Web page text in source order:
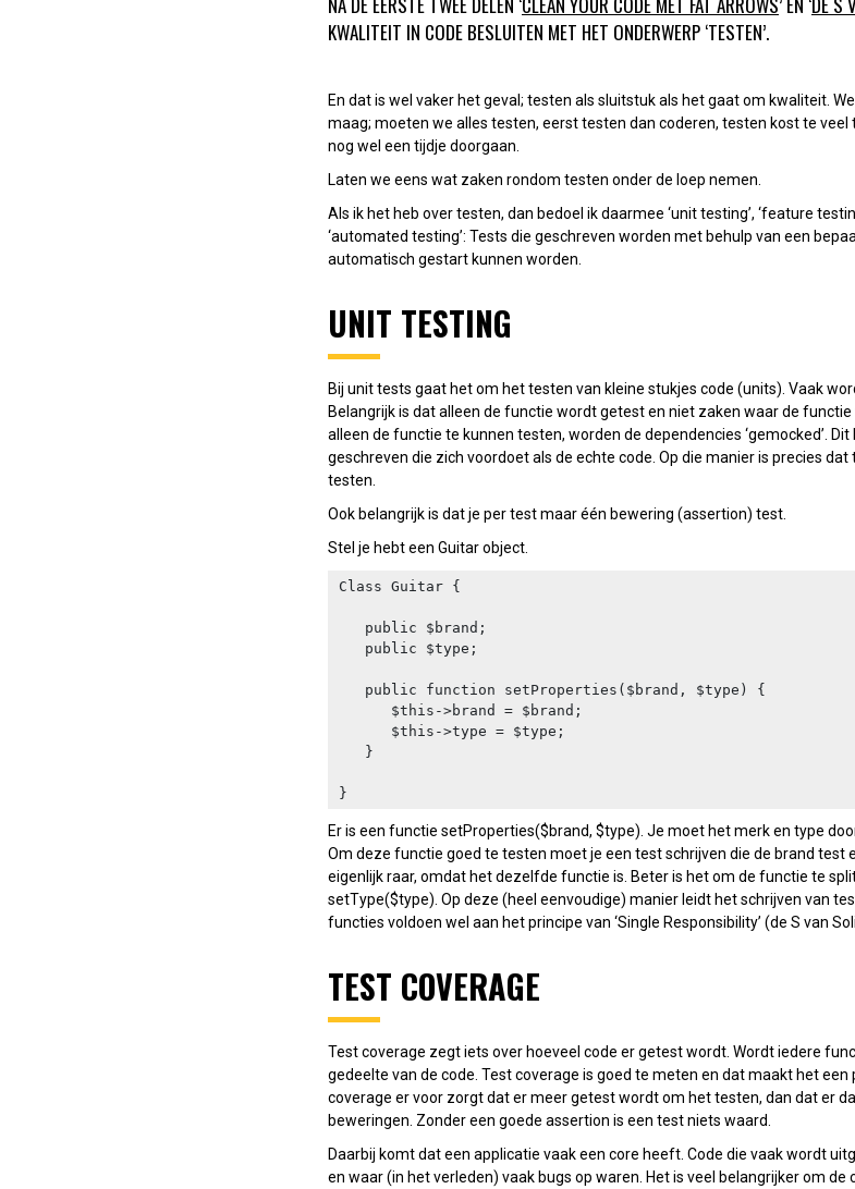
KWALITEIT IN CODE BESLUITEN MET HET ONDERWERP ‘TESTEN’.
En dat is wel vaker het geval; testen als sluitstuk als het gaat om kwaliteit.
maag; moeten we alles testen, eerst testen dan coderen, testen kost te veel
nog wel een tijdje doorgaan.
Laten we eens wat zaken rondom testen onder de loep nemen.
Als ik het heb over testen, dan bedoel ik daarmee ‘unit testing’, ‘feature
‘automated testing’: Tests die geschreven worden met behulp van een
automatisch gestart kunnen worden.
UNIT TESTING
Bij unit tests gaat het om het testen van kleine stukjes code (units). Vaak
Belangrijk is dat alleen de functie wordt getest en niet zaken waar de
alleen de functie te kunnen testen, worden de dependencies ‘gemocked’.
geschreven die zich voordoet als de echte code. Op die manier is precies
testen.
Ook belangrijk is dat je per test maar één bewering (assertion) test.
Stel je hebt een Guitar object.
Class Guitar {
}
Er is een functie setProperties($brand, $type). Je moet het merk en type
Om deze functie goed te testen moet je een test schrijven die de brand test
eigenlijk raar, omdat het dezelfde functie is. Beter is het om de functie te
setType($type). Op deze (heel eenvoudige) manier leidt het schrijven van
functies voldoen wel aan het principe van ‘Single Responsibility’ (de S van
TEST COVERAGE
Test coverage zegt iets over hoeveel code er getest wordt. Wordt iedere
gedeelte van de code. Test coverage is goed te meten en dat maakt het
coverage er voor zorgt dat er meer getest wordt om het testen, dan dat er
beweringen. Zonder een goede assertion is een test niets waard.
Daarbij komt dat een applicatie vaak een core heeft. Code die vaak wordt
en waar (in het verleden) vaak bugs op waren. Het is veel belangrijker om